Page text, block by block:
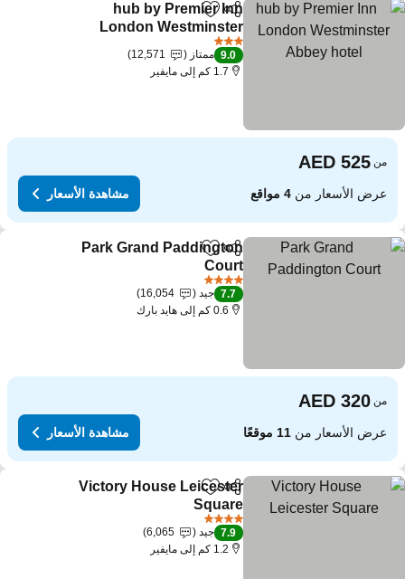
مشاركةAdd to favorites
hub by Premier Inn
London Westminster
Abbey hotel
9.0 ممتاز
12,571
1.7 كم إلى مايفير
من
عرض الأسعار من4 مواقع مشاهدة الأسعار
مشاركةAdd to favorites
Park Grand Paddington
Court
7.7 جيد
16,054
0.6 كم إلى هايد بارك
من
عرض الأسعار من11 موقعًا مشاهدة الأسعار
مشاركةAdd to favorites
Victory House Leicester
Square
7.9 جيد
6,065
1.2 كم إلى مايفير